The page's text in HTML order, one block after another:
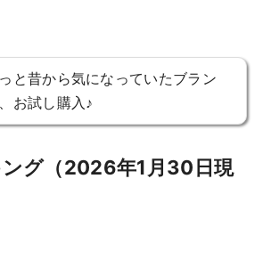
と昔から気になっていたブラン
お試し購入♪
グ（2026年1月30日現